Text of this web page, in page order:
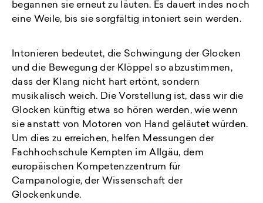
begannen sie erneut zu läuten. Es dauert indes noch
eine Weile, bis sie sorgfältig intoniert sein werden.
Intonieren bedeutet, die Schwingung der Glocken
und die Bewegung der Klöppel so abzustimmen,
dass der Klang nicht hart ertönt, sondern
musikalisch weich. Die Vorstellung ist, dass wir die
Glocken künftig etwa so hören werden, wie wenn
sie anstatt von Motoren von Hand geläutet würden.
Um dies zu erreichen, helfen Messungen der
Fachhochschule Kempten im Allgäu, dem
europäischen Kompetenzzentrum für
Campanologie, der Wissenschaft der
Glockenkunde.